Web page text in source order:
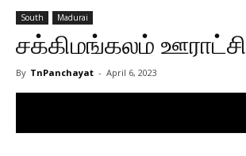
South Madurai
சக்கிமங்கலம் ஊராட்சி
By TnPanchayat - April 6, 2023